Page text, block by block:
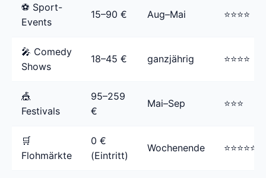
⚽ Sport-
Events
15–90 € Aug–Mai ⭐⭐⭐⭐
🎤 Comedy
Shows
18–45 € ganzjährig ⭐⭐⭐⭐
🎪
Festivals
95–259
€
Mai–Sep ⭐⭐⭐
🛒
Flohmärkte
0 €
(Eintritt)
Wochenende ⭐⭐⭐⭐⭐